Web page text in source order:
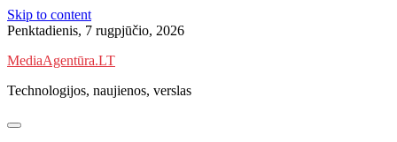
Skip to content
Penktadienis, 7 rugpjūčio, 2026
MediaAgentūra.LT
Technologijos, naujienos, verslas